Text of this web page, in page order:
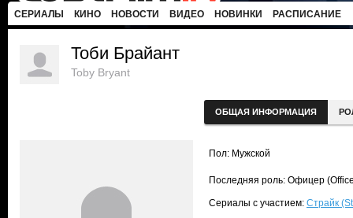
СЕРИАЛЫ КИНО НОВОСТИ ВИДЕО НОВИНКИ РАСПИСАНИЕ
Тоби Брайант
Toby Bryant
ОБЩАЯ ИНФОРМАЦИЯ
Пол: Мужской
Последняя роль: Офицер
Сериалы с участием: Страйк